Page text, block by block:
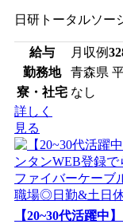
日研トータルソ
給与 月収例
勤務地
青森県
寮・社宅 なし
詳しく
見る
【20~30代活躍中